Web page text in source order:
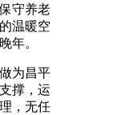
守养老
温暖空
年。
为昌平
撑，运
，无任